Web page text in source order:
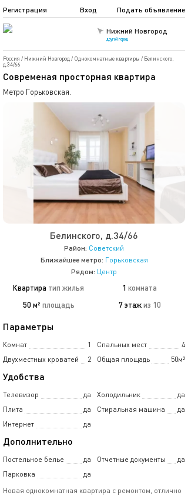
Нижний Новгород
другой город
Подать объявление
Регистрация Вход
Россия / Нижний Новгород / Однокомнатные квартиры / Белинского,
д.34/66
Современая просторная квартира
Метро Горьковская.
Белинского, д.34/66
Район: Советский
Ближайшее метро: Горьковская
Рядом: Центр
Квартира тип жилья 1 комната
50 м² площадь 7 этаж из 10
Параметры
Комнат 1 Спальных мест
4
Двухместных кроватей
2 Общая площадь 50м²
Удобства
Телевизор да Холодильник
да
Плита
да Стиральная машина
да
Интернет
да
Дополнительно
Постельное белье да Отчетные документы
да
Парковка
да
Новая однокомнатная квартира с ремонтом, отлично